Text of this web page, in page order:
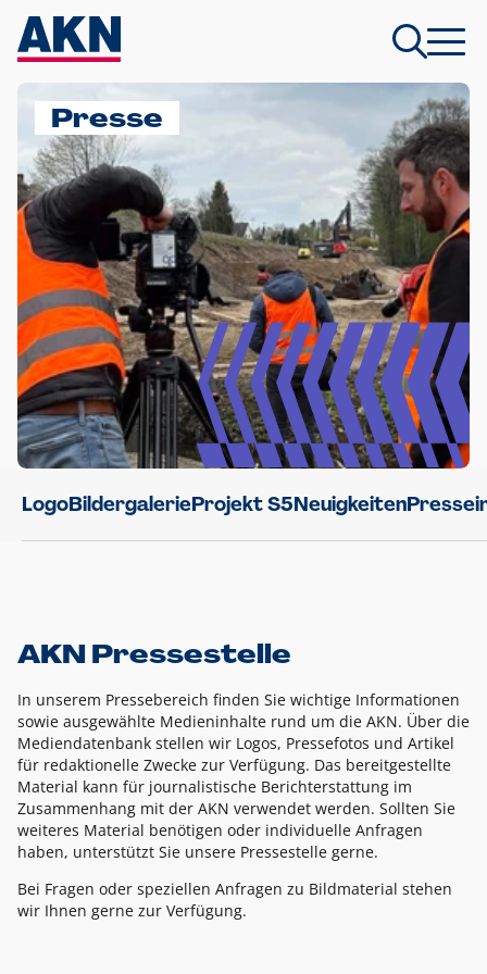
Presse
LogoBildergalerieProjekt S5Neuigkeiten
AKN Pressestelle
In unserem Pressebereich finden Sie wichtige Informationen
sowie ausgewählte Medieninhalte rund um die AKN. Über die
Mediendatenbank stellen wir Logos, Pressefotos und Artikel
für redaktionelle Zwecke zur Verfügung. Das bereitgestellte
Material kann für journalistische Berichterstattung im
Zusammenhang mit der AKN verwendet werden. Sollten Sie
weiteres Material benötigen oder individuelle Anfragen
haben, unterstützt Sie unsere Pressestelle gerne.
Bei Fragen oder speziellen Anfragen zu Bildmaterial stehen
wir Ihnen gerne zur Verfügung.